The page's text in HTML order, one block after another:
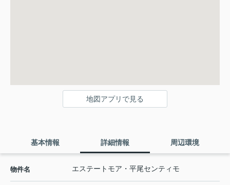
地図アプリで見る
基本情報 詳細情報 周辺環境
物件名 エステートモア・平尾センティモ